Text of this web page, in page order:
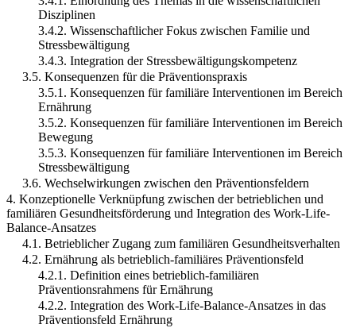
Disziplinen
3.4.2. Wissenschaftlicher Fokus zwischen Familie und
Stressbewältigung
3.4.3. Integration der Stressbewältigungskompetenz
3.5. Konsequenzen für die Präventionspraxis
3.5.1. Konsequenzen für familiäre Interventionen im Bereich
Ernährung
3.5.2. Konsequenzen für familiäre Interventionen im Bereich
Bewegung
3.5.3. Konsequenzen für familiäre Interventionen im Bereich
Stressbewältigung
3.6. Wechselwirkungen zwischen den Präventionsfeldern
4. Konzeptionelle Verknüpfung zwischen der betrieblichen und
familiären Gesundheitsförderung und Integration des Work-Life-
Balance-Ansatzes
4.1. Betrieblicher Zugang zum familiären Gesundheitsverhalten
4.2. Ernährung als betrieblich-familiäres Präventionsfeld
4.2.1. Definition eines betrieblich-familiären
Präventionsrahmens für Ernährung
4.2.2. Integration des Work-Life-Balance-Ansatzes in das
Präventionsfeld Ernährung